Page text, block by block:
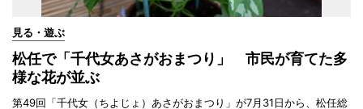
見る・遊ぶ
松任で「千代女あさがおまつり」 市民が育てた多
様な花が並ぶ
第49回「千代女（ちよじょ）あさがおまつり」が7月31日から、松任総